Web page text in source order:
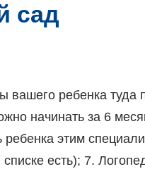
сад
вашего ребенка
начинать за 6
ребенка этим
есть); 7.